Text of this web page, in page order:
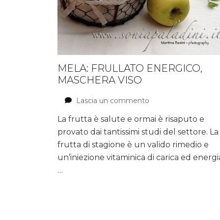
MELA: FRULLATO ENERGICO,
MASCHERA VISO
Lascia un commento
Frullato
energico,
Maschera
viso
La frutta è salute e ormai è risaputo e
provato dai tantissimi studi del settore. La
frutta di stagione è un valido rimedio e
un’iniezione vitaminica di carica ed
…